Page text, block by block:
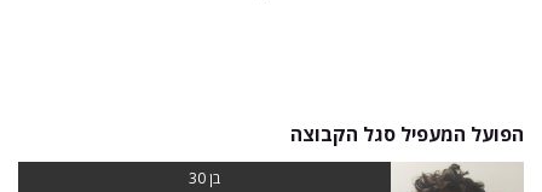
הפועל המעפיל סגל הקבוצה
בן 30